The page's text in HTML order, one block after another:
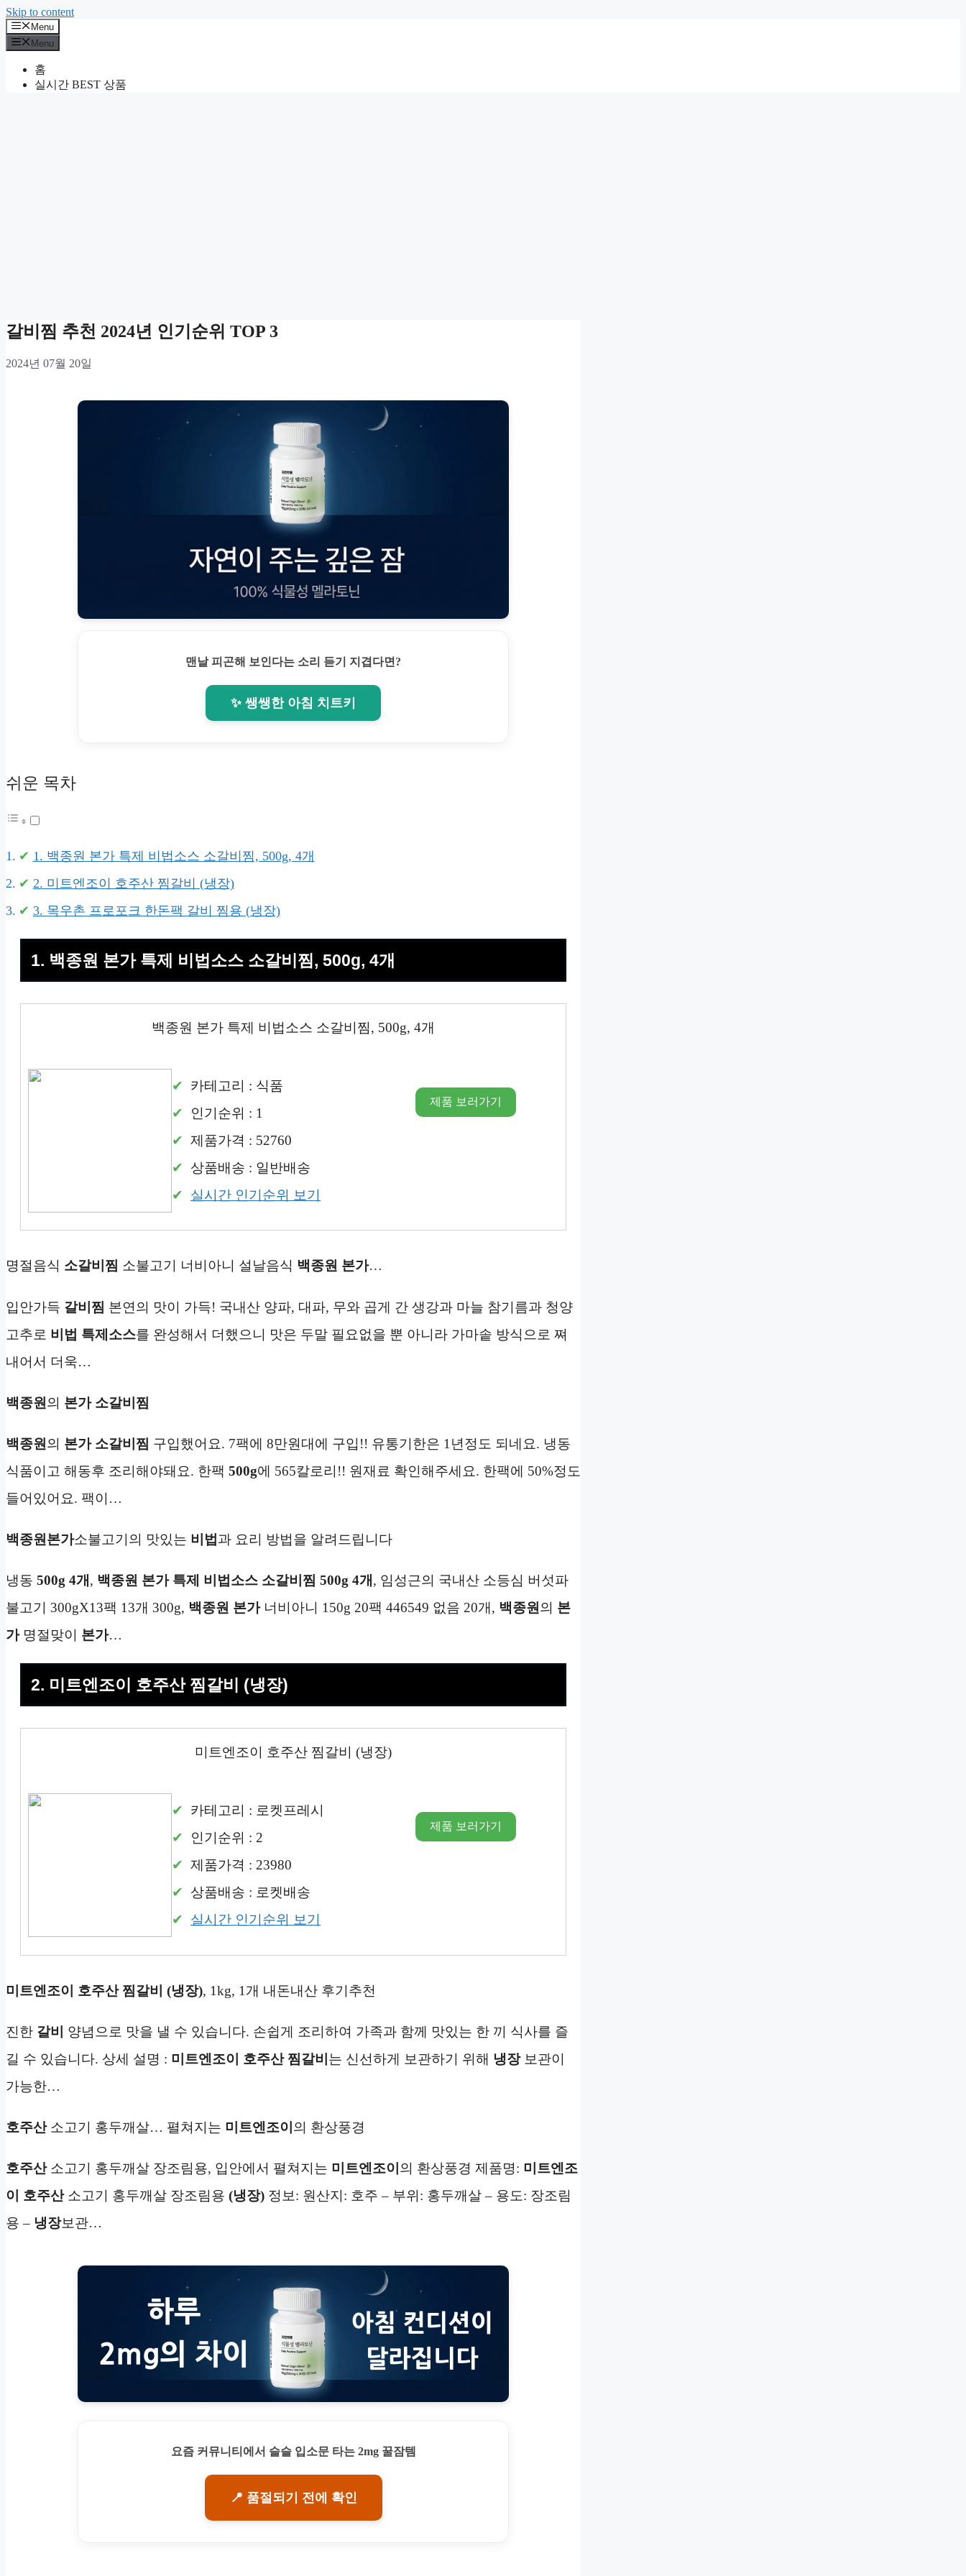
Skip to content
Menu
Menu
홈
실시간 BEST 상품
갈비찜 추천 2024년 인기순위 TOP 3
2024년 07월 20일
맨날 피곤해 보인다는 소리 듣기 지겹다면?
✨ 쌩쌩한 아침 치트키
쉬운 목차
1. 백종원 본가 특제 비법소스 소갈비찜, 500g, 4개
2. 미트엔조이 호주산 찜갈비 (냉장)
3. 목우촌 프로포크 한돈팩 갈비 찜용 (냉장)
1. 백종원 본가 특제 비법소스 소갈비찜, 500g, 4개
백종원 본가 특제 비법소스 소갈비찜, 500g, 4개
카테고리 : 식품
인기순위 : 1
제품가격 : 52760
상품배송 : 일반배송
실시간 인기순위 보기
제품 보러가기
명절음식 소갈비찜 소불고기 너비아니 설날음식 백종원 본가…
입안가득 갈비찜 본연의 맛이 가득! 국내산 양파, 대파, 무와 곱게 간 생강과 마늘 참기름과 청양
고추로 비법 특제 소스를 완성해서 더했으니 맛은 두말 필요없을 뿐 아니라 가마솥 방식으로 쪄
내어서 더욱…
백종원 의 본가 소갈비찜
백종원 의 본가 소갈비찜 구입했어요. 7팩에 8만원대에 구입!! 유통기한은 1년정도 되네요. 냉동
식품이고 해동후 조리해야돼요. 한팩 500g에 565칼로리!! 원재료 확인해주세요. 한팩에 50%정도
들어있어요. 팩이…
백종원본가소불고기의 맛있는 비법 과 요리 방법을 알려드립니다
냉동 500g 4개 , 백종원 본가 특제 비법소스 소갈비찜 500g 4개 , 임성근의 국내산 소등심 버섯파
불고기 300gX13팩 13개 300g, 백종원 본가너비아니 150g 20팩 446549 없음 20개, 백종원의 본
가명절맞이 본가…
2. 미트엔조이 호주산 찜갈비 (냉장)
미트엔조이 호주산 찜갈비 (냉장)
카테고리 : 로켓프레시
인기순위 : 2
제품가격 : 23980
상품배송 : 로켓배송
실시간 인기순위 보기
제품 보러가기
미트엔조이 호주산 찜갈비 (냉장), 1kg, 1개 내돈내산 후기추천
진한 갈비
양념으로 맛을 낼 수 있습니다. 손쉽게 조리하여 가족과 함께 맛있는 한 끼 식사를 즐
길 수 있습니다. 상세 설명 : 미트엔조이 호주산 찜갈비 는 신선하게 보관하기 위해 냉장보관이
가능한…
호주산소고기 홍두깨살… 펼쳐지는 미트엔조이 의 환상풍경
호주산소고기 홍두깨살 장조림용, 입안에서 펼쳐지는 미트엔조이 의 환상풍경 제품명: 미트엔조
이 호주산소고기 홍두깨살 장조림용 (냉장) 정보: 원산지: 호주 – 부위: 홍두깨살 – 용도: 장조림
용 – 냉장보관…
요즘 커뮤니티에서 슬슬 입소문 타는 2mg 꿀잠템
📍 품절되기 전에 확인